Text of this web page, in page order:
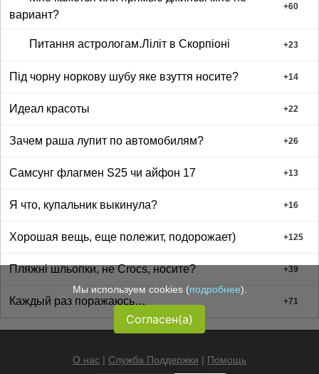
вариант?
+60
Питання астрологам.Ліліт в Скорпіоні +23
Під чорну норкову шубу яке взуття носите? +14
Идеал красоты +22
Зачем раша лупит по автомобилям? +26
Самсунг флагмен S25 чи айфон 17 +13
Я что, купальник выкинула? +16
Хорошая вещь, еще полежит, подорожает) +125
Пляжні шльопки, не Crocs, носите? +39
Каждый раз поражаюсь… +71
О нас | Служба Поддержки | Помощь
Мы используем cookies (подробнее).
Согласен(а)